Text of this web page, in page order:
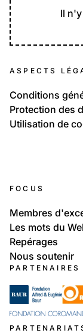
Il
ASPECTS
Conditions
Protection des
Utilisation de
FOCUS
Membres
Les mots du
Repérages
Nous soutenir